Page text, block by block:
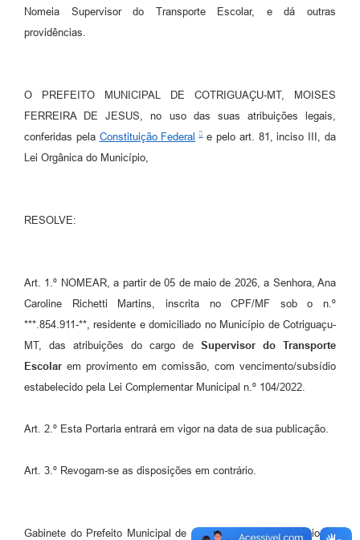
Serviços Online
Diário Oficial
Nomeia Supervisor do Transporte Escolar, e dá outras
providências.
O PREFEITO MUNICIPAL DE COTRIGUAÇU-MT, MOISES
FERREIRA DE JESUS, no uso das suas atribuições legais,
conferidas pela Constituição Federal
e pelo art. 81, inciso III, da
Lei Orgânica do Município,
RESOLVE:
Art. 1.º NOMEAR, a partir de 05 de maio de 2026, a Senhora, Ana
Caroline Richetti Martins, inscrita no CPF/MF sob o n.º
***.854.911-**, residente e domiciliado no Município de Cotriguaçu-
MT, das atribuições do cargo de Supervisor do Transporte
Escolar em provimento em comissão, com vencimento/subsídio
estabelecido pela Lei Complementar Municipal n.º 104/2022.
Art. 2.º Esta Portaria entrará em vigor na data de sua publicação.
Art. 3.º Revogam-se as disposições em contrário.
Gabinete do Prefeito Municipal de Cotriguaçu-MT, 05 de maio de